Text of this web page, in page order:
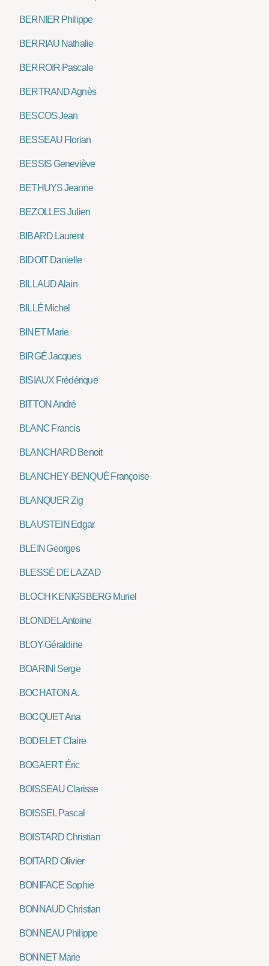
BERNIER Philippe
BERRIAU Nathalie
BERROIR Pascale
BERTRAND Agnès
BESCOS Jean
BESSEAU Florian
BESSIS Geneviève
BETHUYS Jeanne
BEZOLLES Julien
BIBARD Laurent
BIDOIT Danielle
BILLAUD Alain
BILLÉ Michel
BINET Marie
BIRGÉ Jacques
BISIAUX Frédérique
BITTON André
BLANC Francis
BLANCHARD Benoit
BLANCHEY-BENQUÉ Françoise
BLANQUER Zig
BLAUSTEIN Edgar
BLEIN Georges
BLESSÉ DE LA ZAD
BLOCH KENIGSBERG Muriel
BLONDEL Antoine
BLOY Géraldine
BOARINI Serge
BOCHATON A.
BOCQUET Ana
BODELET Claire
BOGAERT Éric
BOISSEAU Clarisse
BOISSEL Pascal
BOISTARD Christian
BOITARD Olivier
BONIFACE Sophie
BONNAUD Christian
BONNEAU Philippe
BONNET Marie